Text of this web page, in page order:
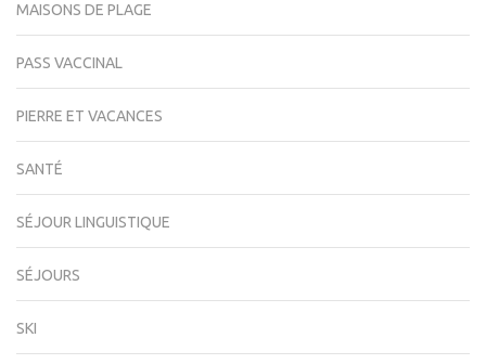
MAISONS DE PLAGE
PASS VACCINAL
PIERRE ET VACANCES
SANTÉ
SÉJOUR LINGUISTIQUE
SÉJOURS
SKI